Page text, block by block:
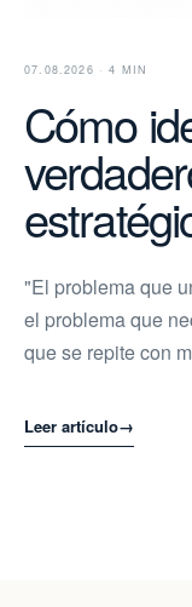
07.08.2026 · 4 MIN
Cómo
"El problema que
el problema que
que se repite con
Leer artículo→